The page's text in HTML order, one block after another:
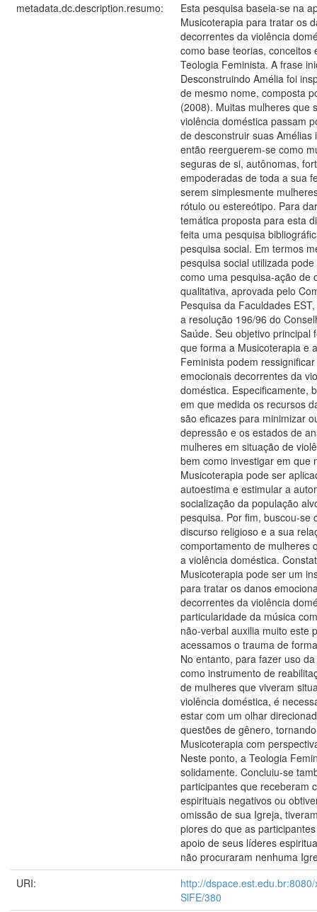
metadata.dc.description.resumo:
Esta pesquisa baseia-se na
Musicoterapia para tratar os
decorrentes da violência
como base teorias, conceitos
Teologia Feminista. A frase
Desconstruindo Amélia foi
de mesmo nome, composta
(2008). Muitas mulheres que
violência doméstica passam
de desconstruir suas Amélias
então reerguerem-se como
seguras de si, autônomas,
empoderadas de toda a sua
serem simplesmente
rótulo ou estereótipo. Para
temática proposta para esta
feita uma pesquisa
pesquisa social. Em termos
pesquisa social utilizada
como uma pesquisa-ação de
qualitativa, aprovada pelo
Pesquisa da Faculdades
a resolução 196/96 do
Saúde. Seu objetivo principal
que forma a Musicoterapia e
Feminista podem
emocionais decorrentes da
doméstica. Especificamente,
em que medida os recursos
são eficazes para minimizar
depressão e os estados de
mulheres em situação de
bem como investigar em que
Musicoterapia pode ser
autoestima e estimular a
socialização da população
pesquisa. Por fim, buscou-se
discurso religioso e a sua
comportamento de mulheres
a violência doméstica.
Musicoterapia pode ser um
para tratar os danos
decorrentes da violência
particularidade da música
não-verbal auxilia muito este
acessamos o trauma de
No entanto, para fazer uso
como instrumento de
de mulheres que viveram
violência doméstica, é
estar com um olhar
questões de gênero,
Musicoterapia com
Neste ponto, a Teologia
solidamente. Concluiu-se
participantes que receberam
espirituais negativos ou
omissão de sua Igreja,
piores do que as
apoio de seus líderes
não procuraram nenhuma
URI:
http://
SlFE/380